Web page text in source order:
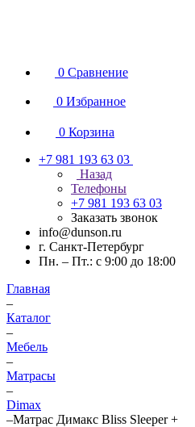
0 Сравнение
0 Избранное
0 Корзина
+7 981 193 63 03
Назад
Телефоны
+7 981 193 63 03
Заказать звонок
info@dunson.ru
г. Санкт-Петербург
Пн. – Пт.: с 9:00 до 18:00
Главная
–
Каталог
–
Мебель
–
Матрасы
–
Dimax
–Матрас Димакс Bliss Sleeper +